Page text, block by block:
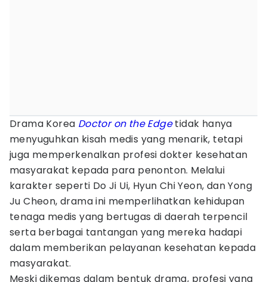
Drama Korea Doctor on the Edgetidak hanya
menyuguhkan kisah medis yang menarik, tetapi
juga memperkenalkan profesi dokter kesehatan
masyarakat kepada para penonton. Melalui
karakter seperti Do Ji Ui, Hyun Chi Yeon, dan Yong
Ju Cheon, drama ini memperlihatkan kehidupan
tenaga medis yang bertugas di daerah terpencil
serta berbagai tantangan yang mereka hadapi
dalam memberikan pelayanan kesehatan kepada
masyarakat.
Meski dikemas dalam bentuk drama, profesi yang